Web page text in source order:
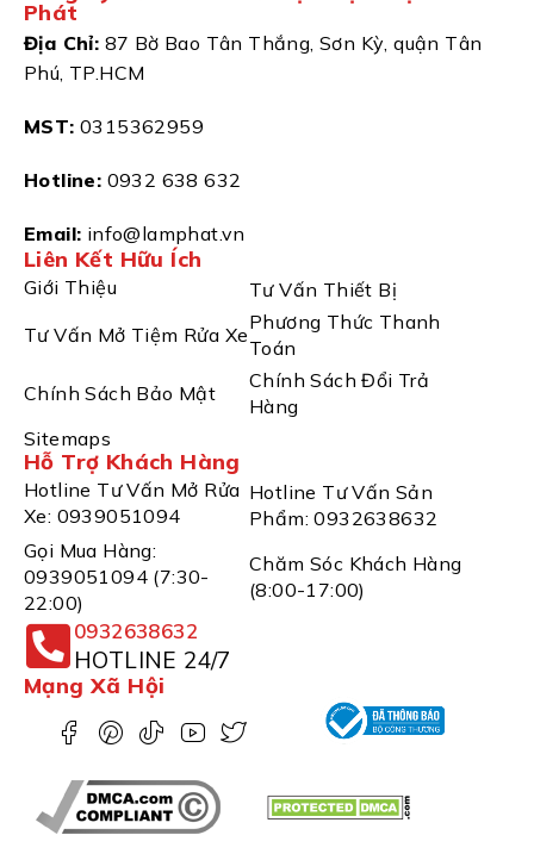
Phát
Địa Chỉ: 87 Bờ Bao Tân Thắng, Sơn Kỳ, quận Tân
Phú, TP.HCM
MST: 0315362959
Hotline: 0932 638 632
Email: info@lamphat.vn
Liên Kết Hữu Ích
Giới Thiệu
Tư Vấn Thiết Bị
Tư Vấn Mở Tiệm Rửa Xe
Phương Thức Thanh
Toán
Chính Sách Bảo Mật
Chính Sách Đổi Trả
Hàng
Sitemaps
Hỗ Trợ Khách Hàng
Hotline Tư Vấn Mở Rửa
Xe: 0939051094
Hotline Tư Vấn Sản
Phẩm: 0932638632
Gọi Mua Hàng:
0939051094 (7:30-
22:00)
Chăm Sóc Khách Hàng
(8:00-17:00)
0932638632
HOTLINE 24/7
Mạng Xã Hội